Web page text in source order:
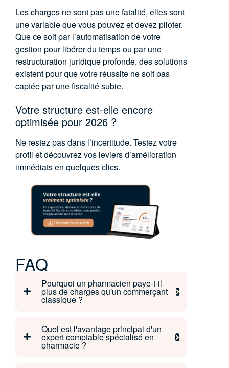
Les charges ne sont pas une fatalité, elles sont
une variable que vous pouvez et devez piloter.
Que ce soit par l’automatisation de votre
gestion pour libérer du temps ou par une
restructuration juridique profonde, des solutions
existent pour que votre réussite ne soit pas
captée par une fiscalité subie.
Votre structure est-elle encore
optimisée pour 2026 ?
Ne restez pas dans l’incertitude. Testez votre
profil et découvrez vos leviers d’amélioration
immédiats en quelques clics.
FAQ
Pourquoi un pharmacien paye-t-il
plus de charges qu'un commerçant
classique ?
Quel est l'avantage principal d'un
expert comptable spécialisé en
pharmacie ?